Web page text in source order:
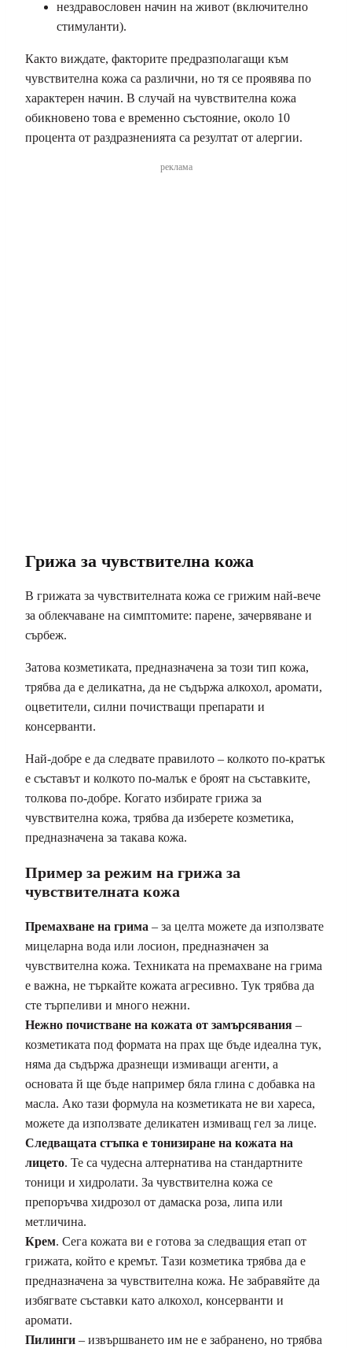
нездравословен начин на живот (включително
стимуланти).
Както виждате, факторите предразполагащи към
чувствителна кожа са различни, но тя се проявява по
характерен начин. В случай на чувствителна кожа
обикновено това е временно състояние, около 10
процента от раздразненията са резултат от алергии.
реклама
Грижа за чувствителна кожа
В грижата за чувствителната кожа се грижим най-вече
за облекчаване на симптомите: парене, зачервяване и
сърбеж.
Затова козметиката, предназначена за този тип кожа,
трябва да е деликатна, да не съдържа алкохол, аромати,
оцветители, силни почистващи препарати и
консерванти.
Най-добре е да следвате правилото – колкото по-кратък
е съставът и колкото по-малък е броят на съставките,
толкова по-добре. Когато избирате грижа за
чувствителна кожа, трябва да изберете козметика,
предназначена за такава кожа.
Пример за режим на грижа за
чувствителната кожа
Премахване на грима – за целта можете да използвате
мицеларна вода или лосион, предназначен за
чувствителна кожа. Техниката на премахване на грима
е важна, не търкайте кожата агресивно. Тук трябва да
сте търпеливи и много нежни.
Нежно почистване на кожата от замърсявания –
козметиката под формата на прах ще бъде идеална тук,
няма да съдържа дразнещи измиващи агенти, а
основата й ще бъде например бяла глина с добавка на
масла. Ако тази формула на козметиката не ви хареса,
можете да използвате деликатен измиващ гел за лице.
Следващата стъпка е тонизиране на кожата на
лицето. Те са чудесна алтернатива на стандартните
тоници и хидролати. За чувствителна кожа се
препоръчва хидрозол от дамаска роза, липа или
метличина.
Крем. Сега кожата ви е готова за следващия етап от
грижата, който е кремът. Тази козметика трябва да е
предназначена за чувствителна кожа. Не забравяйте да
избягвате съставки като алкохол, консерванти и
аромати.
Пилинги – извършването им не е забранено, но трябва